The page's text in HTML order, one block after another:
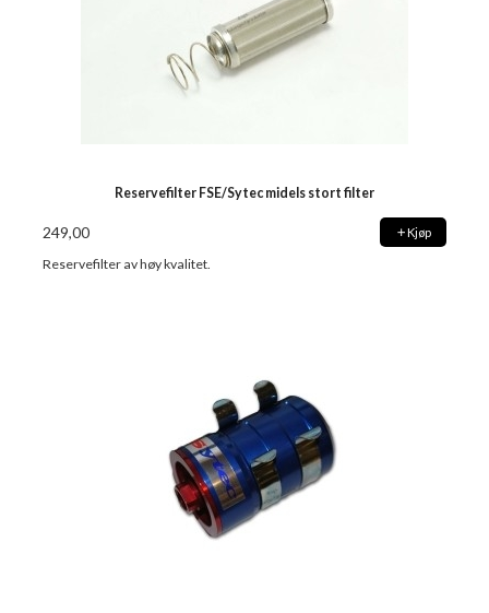
Reservefilter FSE/Sytec midels stort filter
249,00 Kjøp
Reservefilter av høy kvalitet.